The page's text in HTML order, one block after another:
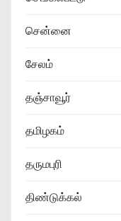
சென்னை
சேலம்
தஞ்சாவூர்
தமிழகம்
தருமபுரி
திண்டுக்கல்